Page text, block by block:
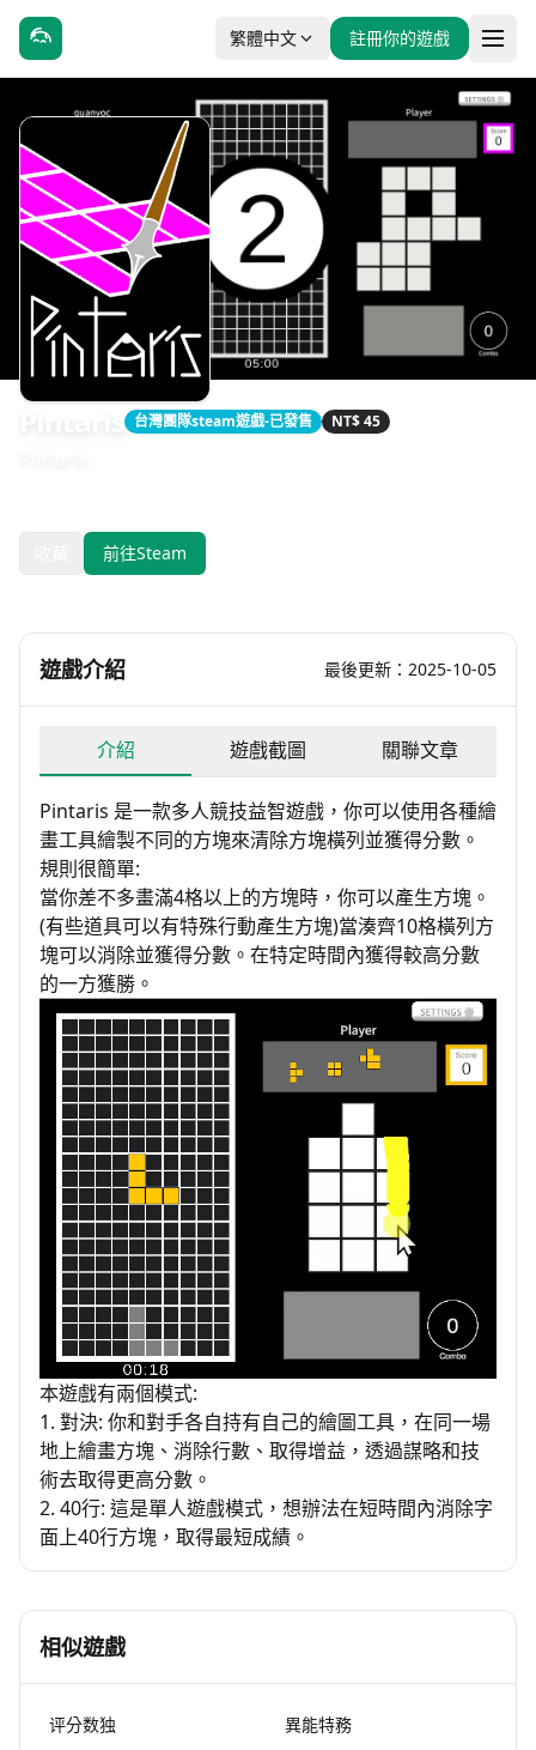
繁體中文 註冊你的遊戲
Pintaris 台灣團隊steam遊戲-已發售 NT$ 45
前往Steam
遊戲介紹 最後更新：2025-10-05
介紹 遊戲截圖 關聯文章
Pintaris 是一款多人競技益智遊戲，你可以使用各種繪
畫工具繪製不同的方塊來清除方塊橫列並獲得分數。
規則很簡單:
當你差不多畫滿4格以上的方塊時，你可以產生方塊。
(有些道具可以有特殊行動產生方塊)當湊齊10格橫列方
塊可以消除並獲得分數。在特定時間內獲得較高分數
的一方獲勝。
本遊戲有兩個模式:
1. 對決: 你和對手各自持有自己的繪圖工具，在同一場
地上繪畫方塊、消除行數、取得增益，透過謀略和技
術去取得更高分數。
2. 40行: 這是單人遊戲模式，想辦法在短時間內消除字
面上40行方塊，取得最短成績。
相似遊戲
评分数独 異能特務